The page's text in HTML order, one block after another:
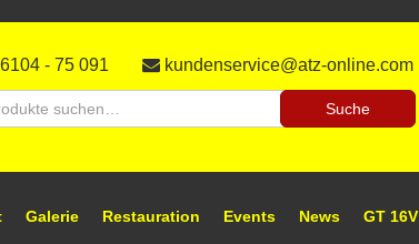
- 75 091 kundenservice@atz-online.com
Suche
Galerie Restauration Events News GT 16V